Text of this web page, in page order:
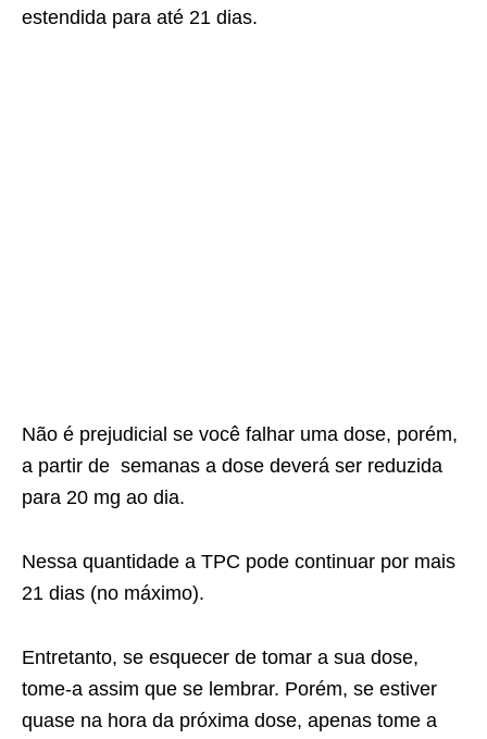
estendida para até 21 dias.
Não é prejudicial se você falhar uma dose, porém,
a partir de semanas a dose deverá ser reduzida
para 20 mg ao dia.
Nessa quantidade a TPC pode continuar por mais
21 dias (no máximo).
Entretanto, se esquecer de tomar a sua dose,
tome-a assim que se lembrar. Porém, se estiver
quase na hora da próxima dose, apenas tome a